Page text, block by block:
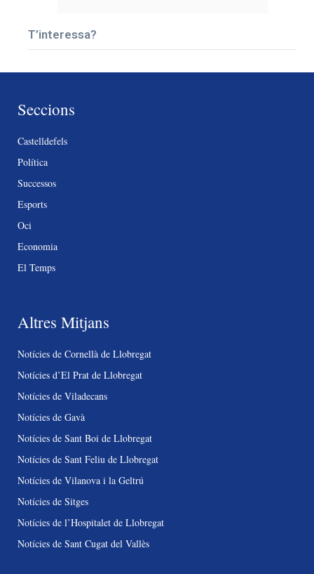
T’interessa?
Seccions
Castelldefels
Política
Successos
Esports
Oci
Economia
El Temps
Altres Mitjans
Notícies de Cornellà de Llobregat
Notícies d’El Prat de Llobregat
Notícies de Viladecans
Notícies de Gavà
Notícies de Sant Boi de Llobregat
Notícies de Sant Feliu de Llobregat
Notícies de Vilanova i la Geltrú
Notícies de Sitges
Notícies de l’Hospitalet de Llobregat
Notícies de Sant Cugat del Vallès